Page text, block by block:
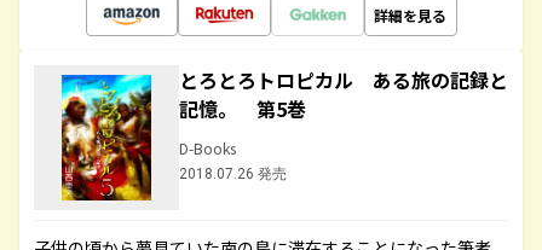
詳細を見る
とろとろトロピカル ある旅の記録と
記憶。 第5巻
D-Books
2018.07.26 発売